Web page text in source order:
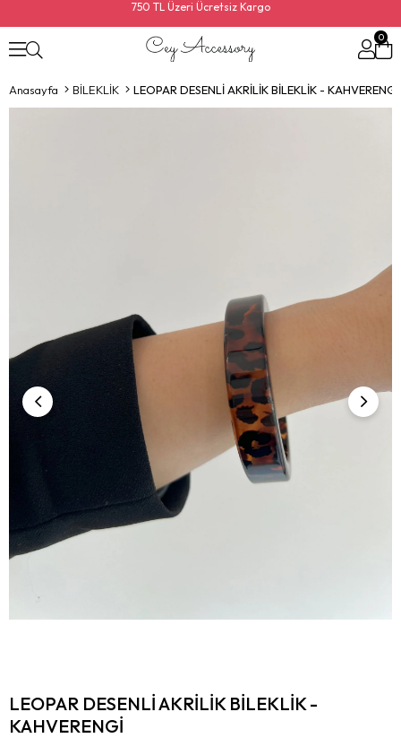
750 TL Üzeri Ücretsiz Kargo
0
Anasayfa BİLEKLİK LEOPAR DESENLİ AKRİLİK BİLEKLİK - KAHVERENGİ
LEOPAR DESENLİ AKRİLİK BİLEKLİK -
KAHVERENGİ